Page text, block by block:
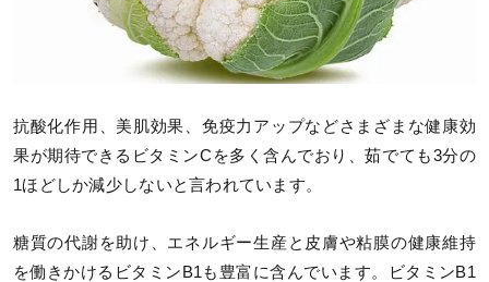
抗酸化作用、美肌効果、免疫力アップなどさまざまな健康効
果が期待できるビタミンCを多く含んでおり、茹でても3分の
1ほどしか減少しないと言われています。
糖質の代謝を助け、エネルギー生産と皮膚や粘膜の健康維持
を働きかけるビタミンB1も豊富に含んでいます。ビタミンB1